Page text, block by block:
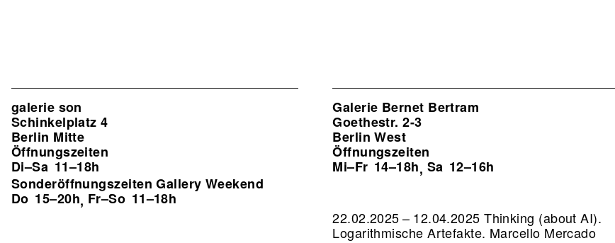
galerie son
Schinkelplatz 4
Berlin Mitte
Öffnungszeiten
Di–Sa 11–18h
Sonderöffnungszeiten Gallery Weekend
Do 15–20h, Fr–So 11–18h
Galerie Bernet Bertram
Goethestr. 2-3
Berlin West
Öffnungszeiten
Mi–Fr 14–18h, Sa 12–16h
22.02.2025 – 12.04.2025 Thinking (about AI).
Logarithmische Artefakte. Marcello Mercado